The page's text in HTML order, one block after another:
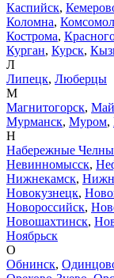
Каспийск,
Коломна,
Кострома,
Курган, Курск,
Л
Липецк, Люберцы
М
Магнитогорск,
Мурманск, Муром,
Н
Набережные Челны
Невинномысск,
Нижнекамск,
Новокузнецк,
Новороссийск,
Новошахтинск,
Ноябрьск
О
Обнинск,